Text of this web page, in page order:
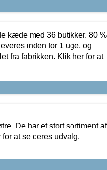
kæde med 36 butikker. 80 %
inden for 1 uge, og
fra fabrikken. Klik her for at
De har et stort sortiment af
at se deres udvalg.